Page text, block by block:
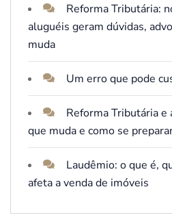
Reforma Tributária:
aluguéis geram dúvidas,
muda
Um erro que pode
Reforma Tributária
que muda e como se
Laudêmio: o que é,
afeta a venda de imóveis